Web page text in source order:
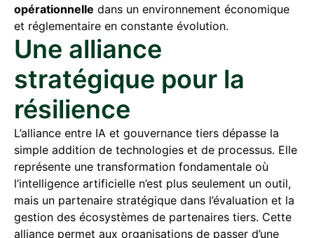
opérationnelle dans un environnement économique
et réglementaire en constante évolution.
Une alliance
stratégique pour la
résilience
L’alliance entre IA et gouvernance tiers dépasse la
simple addition de technologies et de processus. Elle
représente une transformation fondamentale où
l’intelligence artificielle n’est plus seulement un outil,
mais un partenaire stratégique dans l’évaluation et la
gestion des écosystèmes de partenaires tiers. Cette
alliance permet aux organisations de passer d’une